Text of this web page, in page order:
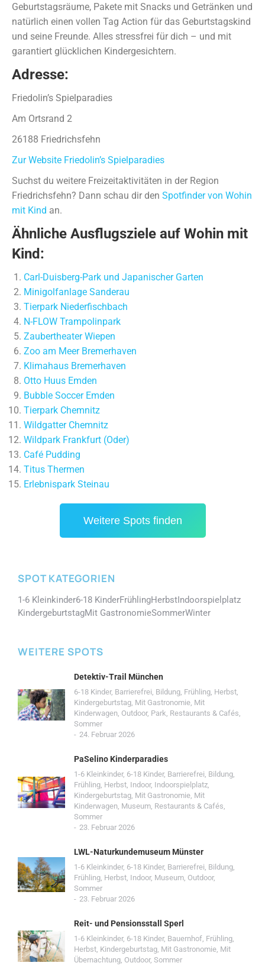
Geburtstagsräume, Pakete mit Snacks und Getränken und
natürlich einen vollen Tag Action für das Geburtstagskind
und seine Freunde. Alles stressfrei für dich – und mit
garantiert glücklichen Kindergesichtern.
Adresse:
Friedolin’s Spielparadies
Am Ortsrand 2
26188 Friedrichsfehn
Zur Website Friedolin’s Spielparadies
Suchst du weitere Freizeitaktivitäten in der Region
Friedrichsfehn? Dann schau dir den Spotfinder von Wohin
mit Kind an.
Ähnliche Ausflugsziele auf Wohin mit
Kind:
Carl-Duisberg-Park und Japanischer Garten
Minigolfanlage Sanderau
Tierpark Niederfischbach
N-FLOW Trampolinpark
Zaubertheater Wiepen
Zoo am Meer Bremerhaven
Klimahaus Bremerhaven
Otto Huus Emden
Bubble Soccer Emden
Tierpark Chemnitz
Wildgatter Chemnitz
Wildpark Frankfurt (Oder)
Café Pudding
Titus Thermen
Erlebnispark Steinau
Weitere Spots finden
SPOT KATEGORIEN
1-6 Kleinkinder6-18 KinderFrühlingHerbstIndoorspielplatz
KindergeburtstagMit GastronomieSommerWinter
WEITERE SPOTS
Detektiv-Trail München
6-18 Kinder, Barrierefrei, Bildung, Frühling, Herbst,
Kindergeburtstag, Mit Gastronomie, Mit
Kinderwagen, Outdoor, Park, Restaurants & Cafés,
Sommer
24. Februar 2026
PaSelino Kinderparadies
1-6 Kleinkinder, 6-18 Kinder, Barrierefrei, Bildung,
Frühling, Herbst, Indoor, Indoorspielplatz,
Kindergeburtstag, Mit Gastronomie, Mit
Kinderwagen, Museum, Restaurants & Cafés,
Sommer
23. Februar 2026
LWL-Naturkundemuseum Münster
1-6 Kleinkinder, 6-18 Kinder, Barrierefrei, Bildung,
Frühling, Herbst, Indoor, Museum, Outdoor,
Sommer
23. Februar 2026
Reit- und Pensionsstall Sperl
1-6 Kleinkinder, 6-18 Kinder, Bauernhof, Frühling,
Herbst, Kindergeburtstag, Mit Gastronomie, Mit
Übernachtung, Outdoor, Sommer